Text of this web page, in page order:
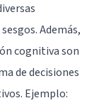
Además,
cognitiva son
de decisiones
Ejemplo: